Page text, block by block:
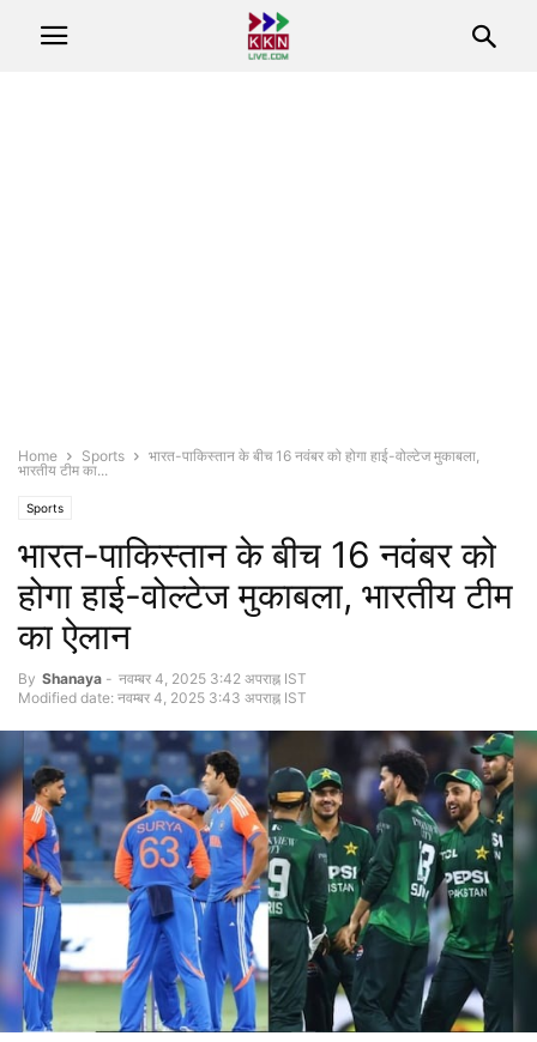
Home Sports
भारत-पाकिस्तान के बीच 16 नवंबर को होगा हाई-वोल्टेज मुकाबला,
भारतीय टीम का...
Sports
भारत-पाकिस्तान के बीच 16 नवंबर को
होगा हाई-वोल्टेज मुकाबला, भारतीय टीम
का ऐलान
By Shanaya - नवम्बर 4, 2025 3:42 अपराह्न IST
Modified date: नवम्बर 4, 2025 3:43 अपराह्न IST